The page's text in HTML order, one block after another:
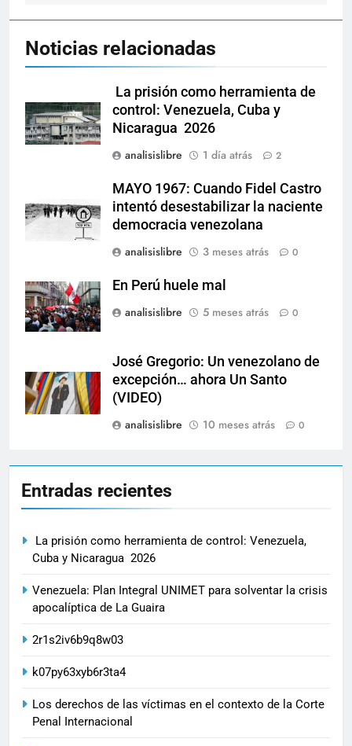
Noticias relacionadas
La prisión como herramienta de
control: Venezuela, Cuba y
Nicaragua 2026
analisislibre
1 día atrás 2
MAYO 1967: Cuando Fidel Castro
intentó desestabilizar la naciente
democracia venezolana
analisislibre
3 meses atrás 0
En Perú huele mal
analisislibre
5 meses atrás 0
José Gregorio: Un venezolano de
excepción… ahora Un Santo
(VIDEO)
analisislibre
10 meses atrás 0
Entradas recientes
La prisión como herramienta de control: Venezuela,
Cuba y Nicaragua 2026
Venezuela: Plan Integral UNIMET para solventar la crisis
apocalíptica de La Guaira
2r1s2iv6b9q8w03
k07py63xyb6r3ta4
Los derechos de las víctimas en el contexto de la Corte
Penal Internacional